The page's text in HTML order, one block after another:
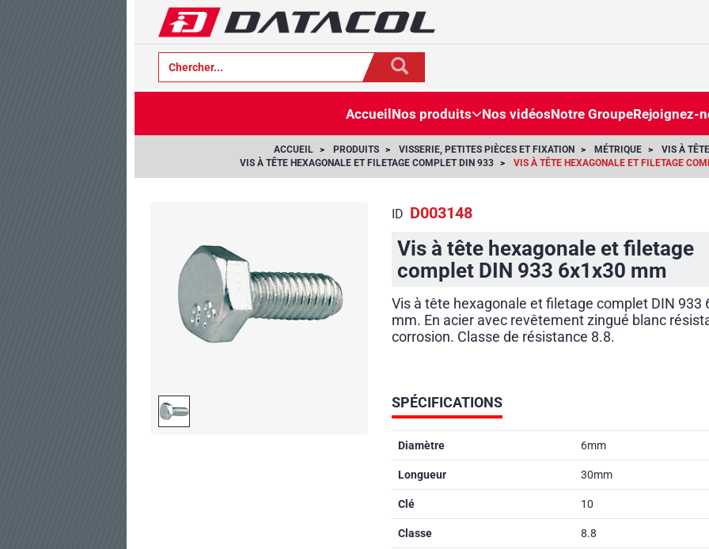
text.skipToContent
text.skipToNavigation
AccueilNos produits Nos vidéosNotre GroupeRejoignez-
ACCUEIL PRODUITS VISSERIE, PETITES PIÈCES ET FIXATION MÉTRIQUE
VIS À
VIS À TÊTE HEXAGONALE ET FILETAGE COMPLET DIN 933
VIS À TÊTE HEXAGONALE ET FILETAGE
ID D003148
Vis à tête hexagonale et filetage
complet DIN 933 6x1x30 mm
Vis à tête hexagonale et filetage complet DIN 933
mm. En acier avec revêtement zingué blanc
corrosion. Classe de résistance 8.8.
SPÉCIFICATIONS
Diamètre 6mm
Longueur 30mm
Clé 10
Classe 8.8